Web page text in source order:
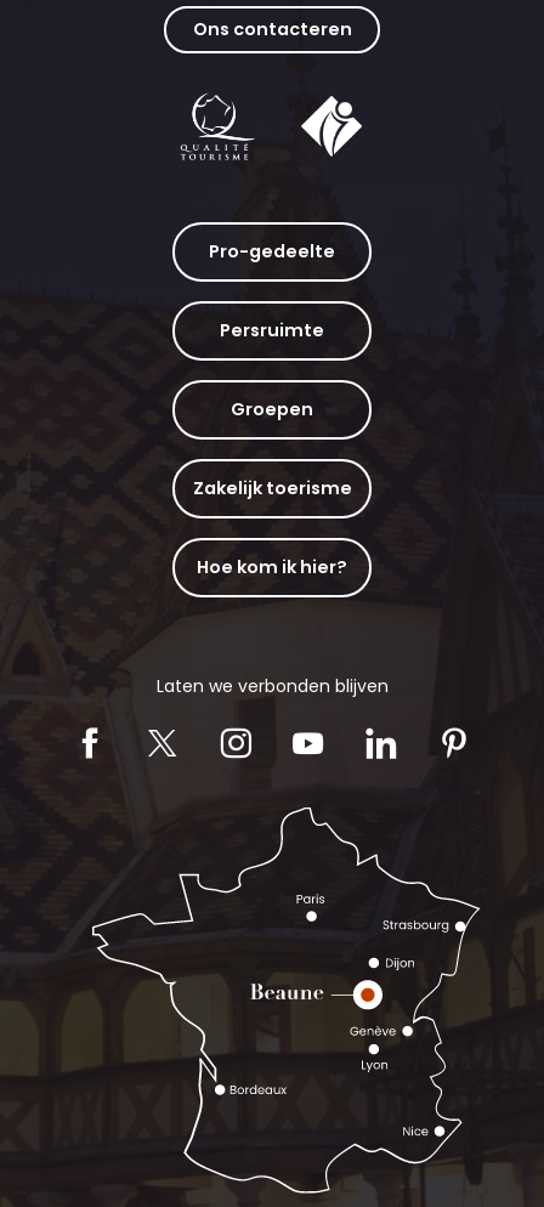
Ons contacteren
Pro-gedeelte
Persruimte
Groepen
Zakelijk toerisme
Hoe kom ik hier?
Laten we verbonden blijven